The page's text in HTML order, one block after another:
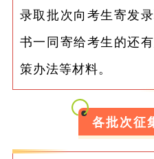
录取批次向考生寄发
书一同寄给考生的还
策办法等材料。
各批次征